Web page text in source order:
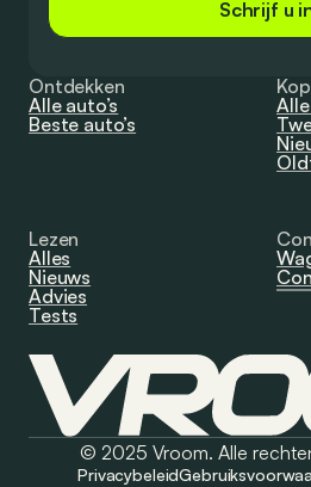
Schrijf u
Ontdekken
Alle auto’s
Beste auto’s
Alle
Lezen
Alles
Nieuws
Advies
Tests
© 2025 Vroom. Alle
Privacybeleid